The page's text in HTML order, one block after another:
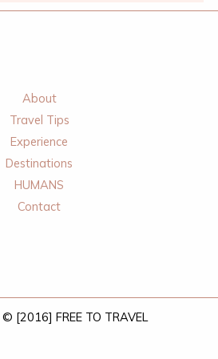
About
Travel Tips
Experience
Destinations
HUMANS
Contact
[2016] FREE TO TRAVEL